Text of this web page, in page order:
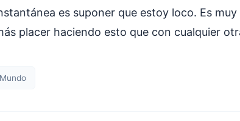
es suponer que estoy loco. Es
placer haciendo esto que con cualquier
Mundo